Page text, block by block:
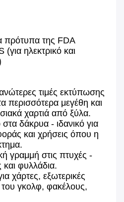
πρότυπα της FDA
ηλεκτρικό και
τιμές εκτύπωσης
περισσότερα μεγέθη και
χαρτιά από ξύλα.
δάκρυα - ιδανικό για
και χρήσεις όπου η
γραμμή στις πτυχές -
και φυλλάδια.
χάρτες, εξωτερικές
γκολφ, φακέλους,